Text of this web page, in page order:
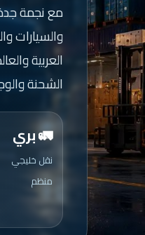
مع نجمة
والسيارات
العربية
الشحنة
🚛 بري
نقل خليجي
منظم